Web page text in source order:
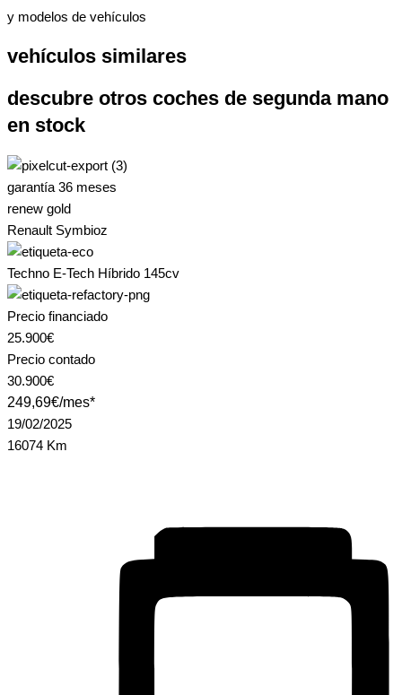
y modelos de vehículos
vehículos similares
descubre otros coches de segunda mano
en stock
garantía 36 meses
renew gold
Renault Symbioz
Techno E-Tech Híbrido 145cv
Precio financiado
25.900€
Precio contado
30.900€
249,69€/mes*
19/02/2025
16074 Km